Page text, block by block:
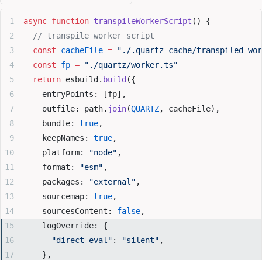
async function transpileWorkerScript () {
  // transpile worker script
  const
cacheFile = "./.quartz-cache/transpiled-
  const
fp = "./quartz/worker.ts"
  return
esbuild. build ({
    entryPoints: [fp],
    outfile: path.
join(QUARTZ, cacheFile),
    bundle:
true,
    keepNames:
true,
    platform:
"node" ,
    format:
"esm" ,
    packages:
"external" ,
    sourcemap:
true,
    sourcesContent:
false,
    logOverride: {
      "direct-eval"
: "silent" ,
    },